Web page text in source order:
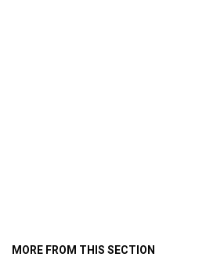
MORE FROM THIS SECTION